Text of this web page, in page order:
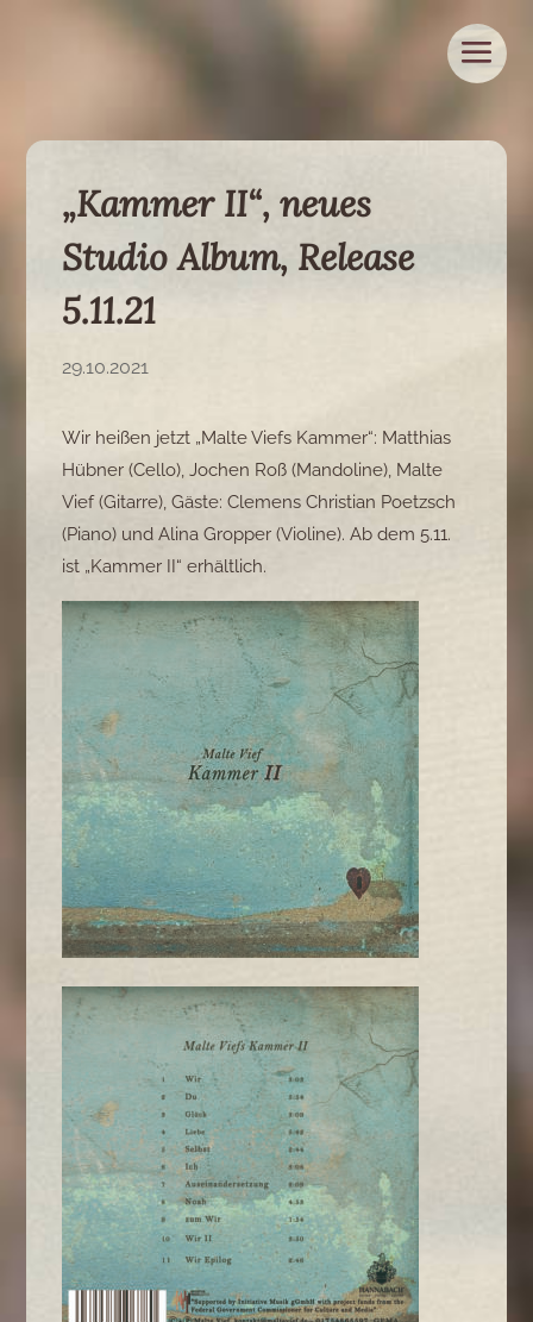
„Kammer II“, neues
Studio Album, Release
5.11.21
29.10.2021
Wir heißen jetzt „Malte Viefs Kammer“: Matthias
Hübner (Cello), Jochen Roß (Mandoline), Malte
Vief (Gitarre), Gäste: Clemens Christian Poetzsch
(Piano) und Alina Gropper (Violine). Ab dem 5.11.
ist „Kammer II“ erhältlich.